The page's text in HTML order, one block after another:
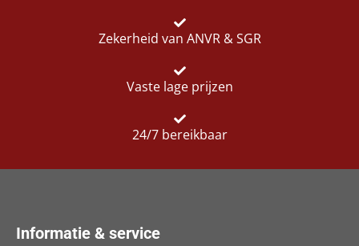
Zekerheid van ANVR & SGR
Vaste lage prijzen
24/7 bereikbaar
Informatie & service